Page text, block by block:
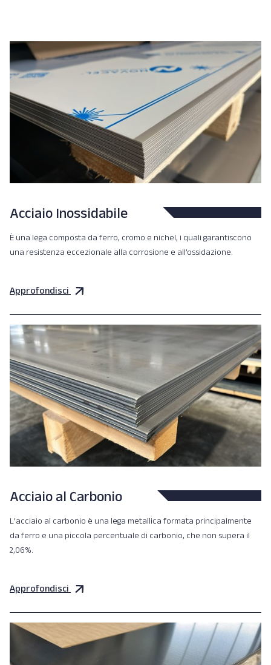
Acciaio Inossidabile
È una lega composta da ferro, cromo e nichel, i quali garantiscono
una resistenza eccezionale alla corrosione e all’ossidazione.
Approfondisci
Acciaio al Carbonio
L’acciaio al carbonio è una lega metallica formata principalmente
da ferro e una piccola percentuale di carbonio, che non supera il
2,06%.
Approfondisci